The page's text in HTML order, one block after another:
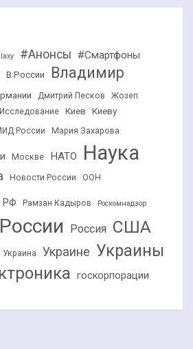
#Анонсы #Смартфоны
В России
Владимир
Дмитрий Песков
Жозеп
Исследование Киев Киеву
России Мария Захарова
Москве НАТО Наука
Новости России ООН
РФ Рамзан Кадыров Роскомнадзор
России Россия США
Украина Украине Украины
госкорпорации